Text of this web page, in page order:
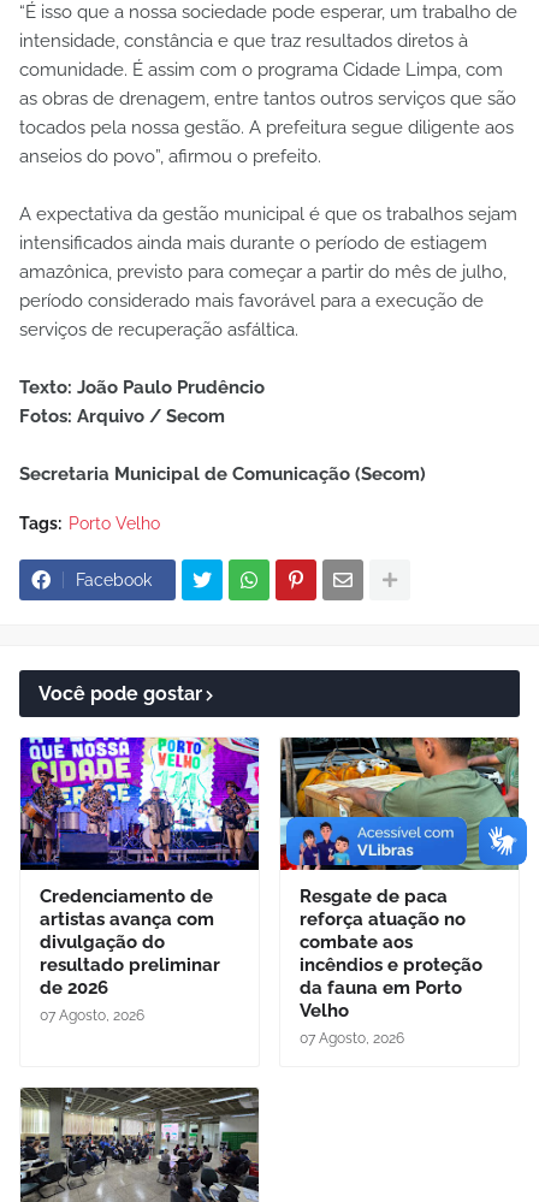
“É isso que a nossa sociedade pode esperar, um trabalho de
intensidade, constância e que traz resultados diretos à
comunidade. É assim com o programa Cidade Limpa, com
as obras de drenagem, entre tantos outros serviços que são
tocados pela nossa gestão. A prefeitura segue diligente aos
anseios do povo”, afirmou o prefeito.
A expectativa da gestão municipal é que os trabalhos sejam
intensificados ainda mais durante o período de estiagem
amazônica, previsto para começar a partir do mês de julho,
período considerado mais favorável para a execução de
serviços de recuperação asfáltica.
Texto: João Paulo Prudêncio
Fotos: Arquivo / Secom
Secretaria Municipal de Comunicação (Secom)
Tags: Porto Velho
Facebook
Você pode gostar
Credenciamento de
artistas avança com
divulgação do
resultado preliminar
de 2026
07 Agosto, 2026
Resgate de paca
reforça atuação no
combate aos
incêndios e proteção
da fauna em Porto
Velho
07 Agosto, 2026